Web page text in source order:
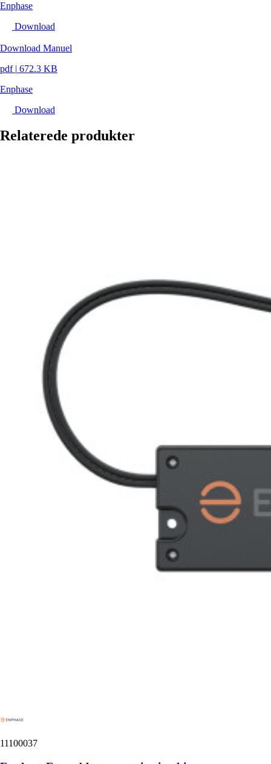
Enphase
Download
Download Manuel
pdf | 672.3 KB
Enphase
Download
Relaterede produkter
11100037